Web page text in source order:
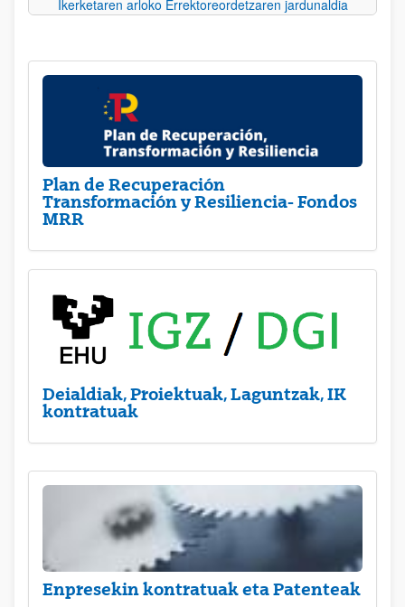
Ikerketaren arloko Errektoreordetzaren jardunaldia
Plan de Recuperación
Transformación y Resiliencia- Fondos
MRR
Deialdiak, Proiektuak, Laguntzak, IK
kontratuak
Enpresekin kontratuak eta Patenteak